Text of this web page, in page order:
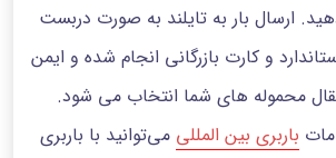
دهید. ارسال بار به تایلند به صورت دربست
و کارت بازرگانی انجام شده و ایمن
محموله های شما انتخاب می شود.
باربری بین المللی می‌توانید با باربری